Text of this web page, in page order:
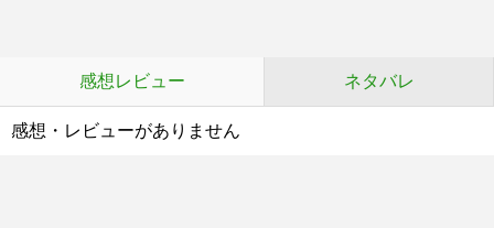
感想レビュー ネタバレ
感想・レビューがありません